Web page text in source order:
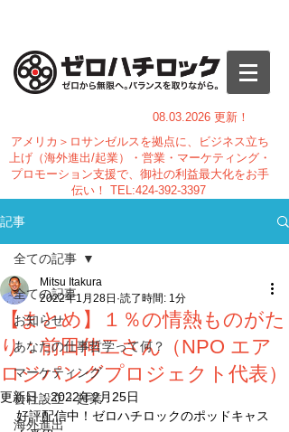
08.03.2026 更新！
アメリカ＞ロサンゼルスを拠点に、ビジネス立ち
上げ（海外進出/起業）・営業・マーケティング・
プロモーション支援で、御社の利益最大化をお手
伝い！ TEL:424-392-3397
記事
全ての記事
お知らせ
あなたの仕事哲学って何？
マーケティング
会社設立・起業
海外進出
全ての記事
【まとめ】１％の情熱ものがた
り：前田伸二さん（NPO エア
ロジパングプロジェクト代表）
Mitsu Itakura
2022年1月28日 読了時間: 1分
更新日：2022年2月25日
好評配信中！ゼロハチロックのポッドキャス